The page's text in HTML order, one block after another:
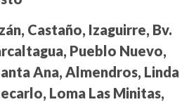
Castaño, Izaguirre, Bv.
Pueblo Nuevo,
Ana, Almendros, Linda
Loma Las Minitas,